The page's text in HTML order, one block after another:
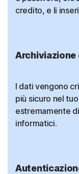
credito, e li
I dati vengono
più sicuro nel
estremamente
informatici.